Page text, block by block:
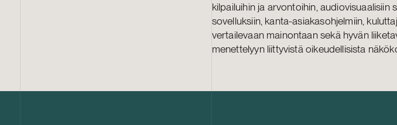
kilpailuihin ja arvontoihin, audiovisuaalisiin
sovelluksiin, kanta-asiakasohjelmiin,
vertailevaan mainontaan sekä hyvän
menettelyyn liittyvistä oikeudellisista